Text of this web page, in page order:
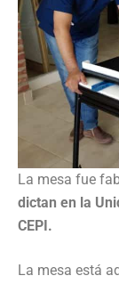
La mesa fue
dictan en la
CEPI.
La mesa está